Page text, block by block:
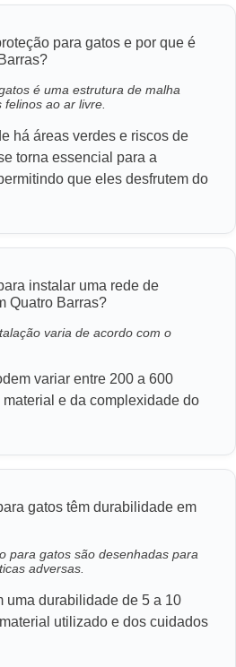
para gatos e por que é
é uma estrutura de malha
ao ar livre.
há áreas verdes e riscos de
torna essencial para a
que eles desfrutem do
instalar uma rede de
Quatro Barras?
varia de acordo com o
variar entre 200 a 600
e da complexidade do
gatos têm durabilidade em
para gatos são desenhadas para
adversas.
uma durabilidade de 5 a 10
utilizado e dos cuidados